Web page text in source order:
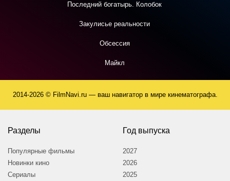
Последний богатырь. Колобок
Закулисье реальности
Обсессия
Майкл
2014-2026 © FilmNavi.ru — ваш навигатор в мире кинематографа.
Разделы
Популярные фильмы
Новинки кино
Сериалы
Год выпуска
2027
2026
2025